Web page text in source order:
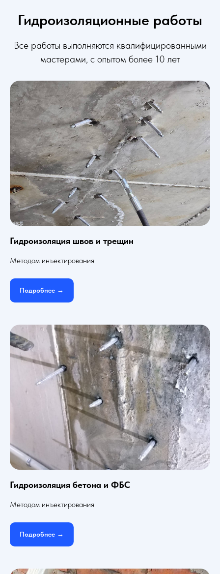
Гидроизоляционные работы
Все работы выполняются квалифицированными
мастерами, с опытом более 10 лет
Гидроизоляция швов и трещин
Методом инъектирования
Подробнее →
Гидроизоляция бетона и ФБС
Методом инъектирования
Подробнее →